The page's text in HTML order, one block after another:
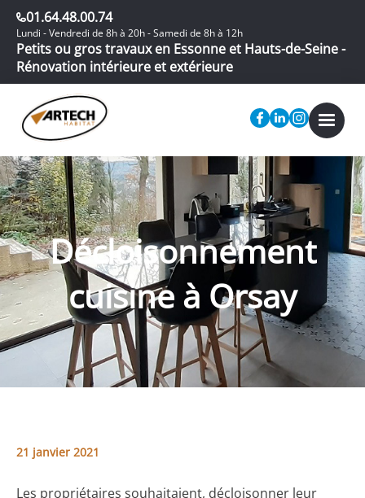
01.64.48.00.74
Lundi - Vendredi de 8h à 20h - Samedi de 8h à 12h
Petits ou gros travaux en Essonne et Hauts-de-Seine -
Rénovation intérieure et extérieure
Décloisonnement
cuisine à Orsay
21 janvier 2021
Les propriétaires souhaitaient, décloisonner leur